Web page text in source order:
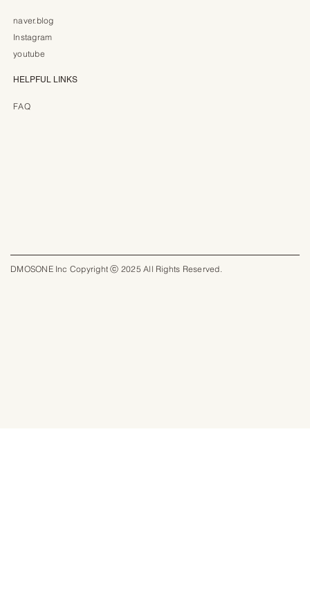
naver.blog
Instagram
youtube
HELPFUL LINKS
FAQ
DMOSONE Inc Copyright ⓒ 2025 All Rights Reserved.​